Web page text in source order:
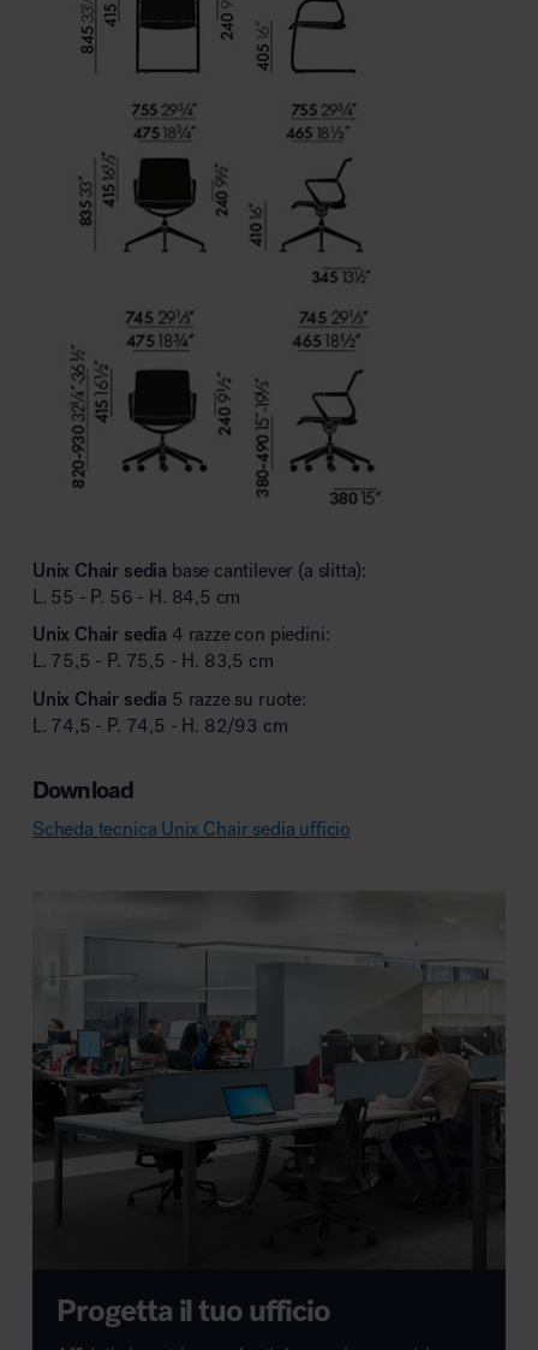
Unix Chair sedia base cantilever (a slitta):
L. 55 - P. 56 - H. 84,5 cm
Unix Chair sedia 4 razze con piedini:
L. 75,5 - P. 75,5 - H. 83,5 cm
Unix Chair sedia 5 razze su ruote:
L. 74,5 - P. 74,5 - H. 82/93 cm
Download
Scheda tecnica Unix Chair sedia ufficio
Progetta il tuo ufficio